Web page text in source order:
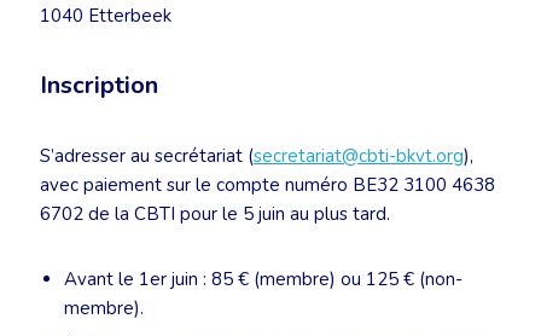
1040 Etterbeek
Inscription
S’adresser au secrétariat (secretariat@cbti-bkvt.org),
avec paiement sur le compte numéro BE32 3100 4638
6702 de la CBTI pour le 5 juin au plus tard.
Avant le 1er juin : 85 € (membre) ou 125 € (non-
membre).